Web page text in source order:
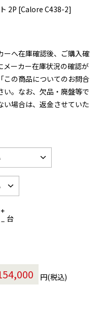
2P [Calore C438-2]
ーへ在庫確認後、ご購入確
メーカー在庫状況の確認が
この商品についてのお問合
い。なお、欠品・廃盤等で
い場合は、返金させていた
台
円(税込)